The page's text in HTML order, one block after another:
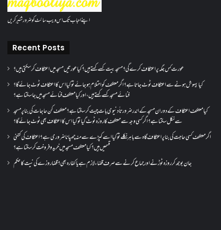
اپنے احباب تک اس ویب سائٹ کو ضرور شئیر کریں
Recent Posts
عورت کس جگہ پر اعتکاف کرے گی؟مسجد بیت کسے کہتے ہیں؟کیا عورتیں مسجد میں اعتکاف کر سکتی ہیں؟
کیا بیہوش ہونے سے اعتکاف ٹوٹ جاتا ہے؟ اگر معتکف کو احتلام ہو جائے تو کیا اس کا اعتکاف ٹوٹ جائے گا؟
فنائے مسجد کسے کہتے ہیں ، اور کیا معتکف فنائے مسجد میں جا سکتا ہے؟
کیا معتکف اعتکاف کے دوران مسجد کے اندر ضرورتاً دنیوی بات چیت کر سکتا ہے؟معتکف کن حاجات کی بنا پر مسجد
سے نکل سکتا ہے؟ اگر کسی وجہ سے معتکف کا روزہ ٹوٹ گیا تو کیا اس کا اعتکاف بھی ٹوٹ جائے گا؟
اگر معتکف کسی حاجت کی بنا پر اعتکاف گاہ سے باہر نکلے تو کیا اسے کپڑے سے منہ چھپانا ضروری ہے؟اعتکاف کی کتنی
قسمیں ہیں؟کیا معتکف مسجد میں خرید و فروخت کر سکتا ہے؟
جان بوجھ کر روزہ ٹوڑنے اور جماع کرنے سے صرف قضاء لازم ہے یا کفارہ بھی؟ قضا روزے کی نیت کا حکم